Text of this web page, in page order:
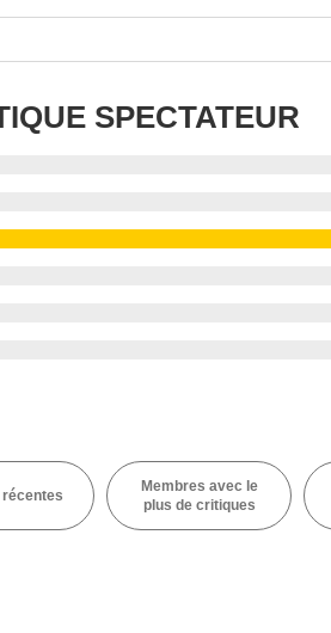
SPECTATEUR
récentes
Membres avec le
plus de critiques